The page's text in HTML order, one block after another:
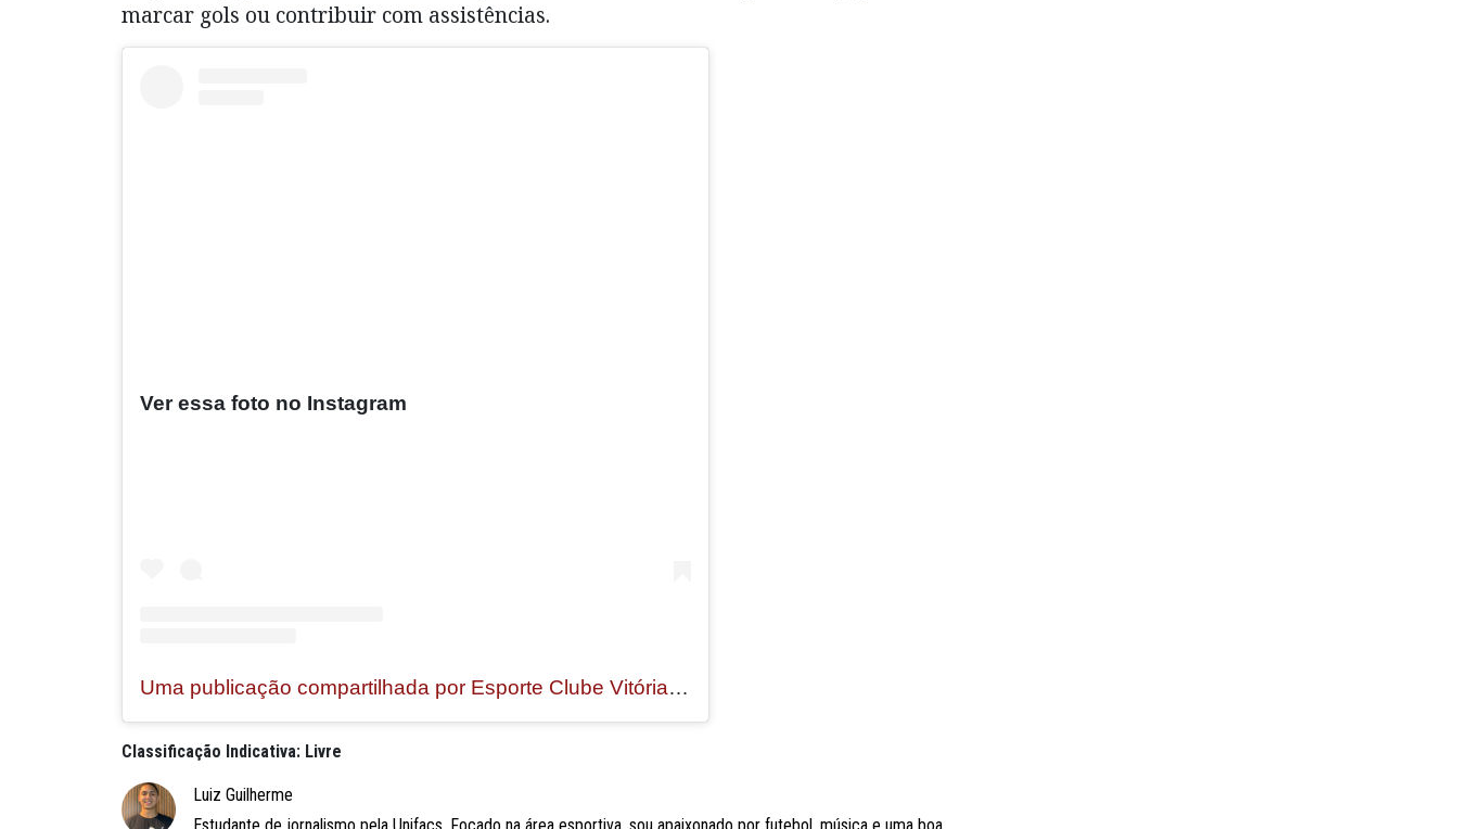
marcar gols ou contribuir com assistências.
Ver essa foto no Instagram
Uma publicação compartilhada por Esporte Clube Vitória (@ecvitoria)
Classificação Indicativa: Livre
Luiz Guilherme